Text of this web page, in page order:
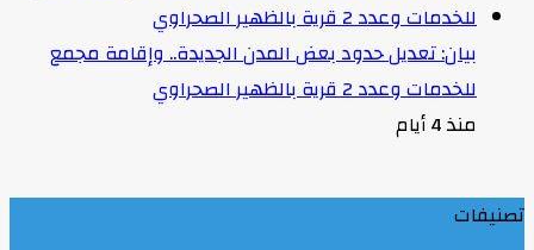
بيان: تعديل حدود بعض المدن الجديدة.. وإقامة مجمع
للخدمات وعدد 2 قرية بالظهير الصحراوي
منذ 4 أيام
تصنيفات